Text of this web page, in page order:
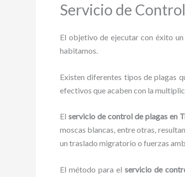
Servicio de
El objetivo de ejecutar con éxito
habitamos.
Existen diferentes tipos de plagas
efectivos que acaben con la
El servicio de control de plagas en
moscas blancas, entre otras,
un traslado migratorio o fuerzas
El método para el servicio de